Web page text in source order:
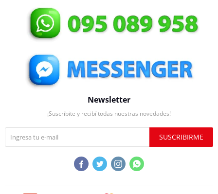
Newsletter
¡Suscribite y recibí todas nuestras novedades!
SUSCRIBIRME
   